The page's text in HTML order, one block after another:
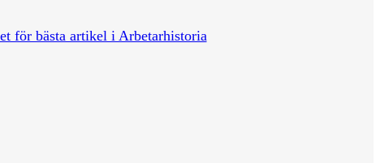
för bästa artikel i Arbetarhistoria